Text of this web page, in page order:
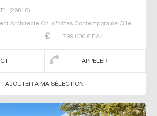
(29810)
Architecte Ch. d'hôtes Contemporaine Gîte
799 000 € F.A.I
APPELER
AJOUTER A MA SÉLECTION